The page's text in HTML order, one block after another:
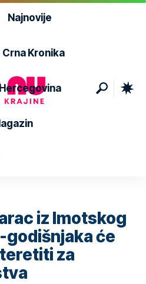
Najnovije
Crna Kronika
iz Imotskog
godišnjaka će
za